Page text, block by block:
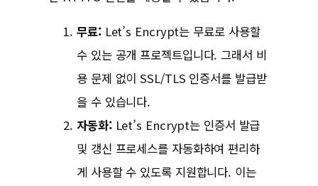
무료: Let’s Encrypt는 무료로 사용할
수 있는 공개 프로젝트입니다. 그래서 비
용 문제 없이 SSL/TLS 인증서를 발급받
을 수 있습니다.
자동화: Let’s Encrypt는 인증서 발급
및 갱신 프로세스를 자동화하여 편리하
게 사용할 수 있도록 지원합니다. 이는